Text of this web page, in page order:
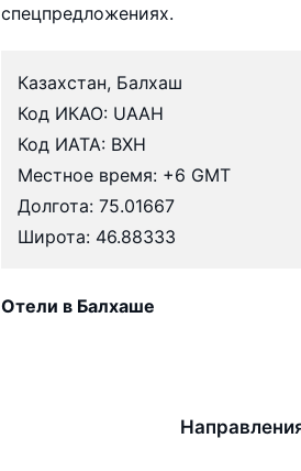
спецпредложениях.
Казахстан, Балхаш
Код ИКАО: UAAH
Код ИАТА: BXH
Местное время: +6 GMT
Долгота: 75.01667
Широта: 46.88333
Отели в Балхаше